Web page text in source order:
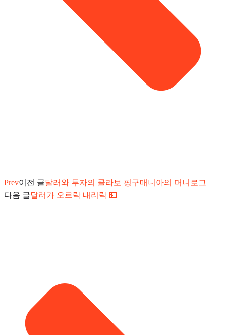
Prev이전 글달러와 투자의 콜라보 핑구매니아의 머니로그
다음 글달러가 오르락 내리락 💵